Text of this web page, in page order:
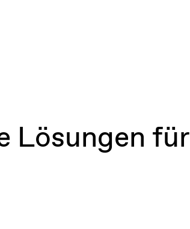
Lösungen für